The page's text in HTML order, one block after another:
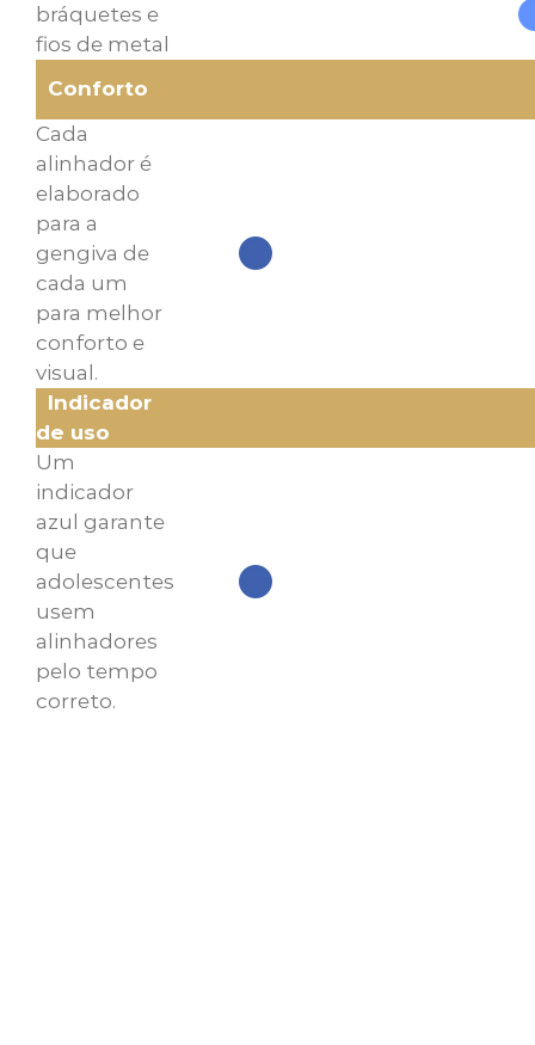
bráquetes e
fios de metal
Conforto
Cada
alinhador é
elaborado
para a
gengiva de
cada um
para melhor
conforto e
visual.
Indicador
de uso
Um
indicador
azul garante
que
adolescentes
usem
alinhadores
pelo tempo
correto.